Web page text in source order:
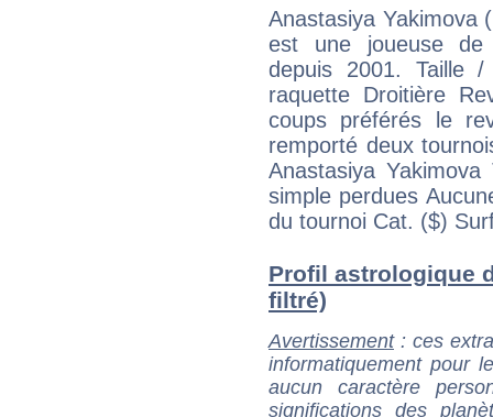
Anastasiya Yakimova
est une joueuse de
depuis 2001. Taille
raquette Droitière
coups préférés le
remporté deux
Anastasiya
simple perdues
du tournoi Cat. ($)
Profil astrologique
filtré)
Avertissement: ces
informatiquement pour
aucun caractère
significations des